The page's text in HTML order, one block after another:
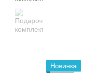
Новинка